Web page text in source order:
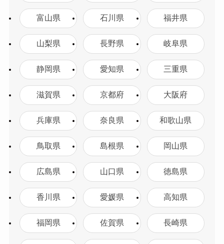
富山県 石川県 福井県
山梨県 長野県 岐阜県
静岡県 愛知県 三重県
滋賀県 京都府 大阪府
兵庫県 奈良県 和歌山県
鳥取県 島根県 岡山県
広島県 山口県 徳島県
香川県 愛媛県 高知県
福岡県 佐賀県 長崎県